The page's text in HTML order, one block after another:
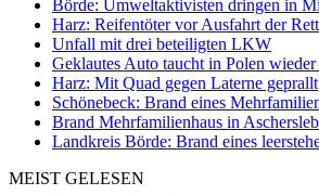
Börde: Umweltaktivisten dringen in
Harz: Reifentöter vor Ausfahrt der
Unfall mit drei beteiligten LKW
Geklautes Auto taucht in Polen
Harz: Mit Quad gegen Laterne geprallt
Schönebeck: Brand eines
Brand Mehrfamilienhaus in
Landkreis Börde: Brand eines
MEIST GELESEN